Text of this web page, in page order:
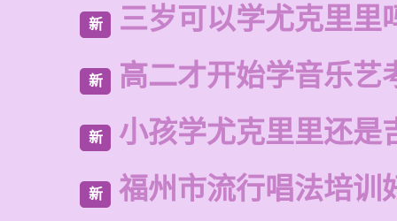
新 三岁可以学尤克里里
新 高二才开始学音乐艺
新 小孩学尤克里里还是
新 福州市流行唱法培训